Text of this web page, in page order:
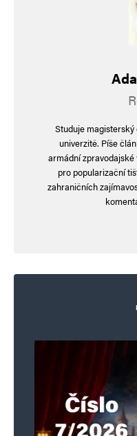
Studuje
univerzitě. Píše
armádní zpravodajské
pro popularizační
zahraničních